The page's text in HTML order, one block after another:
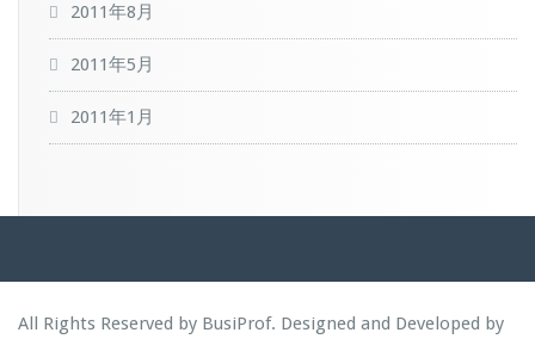
2011年8月
2011年5月
2011年1月
All Rights Reserved by BusiProf. Designed and Developed by